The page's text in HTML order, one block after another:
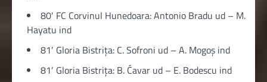
80′ FC Corvinul Hunedoara: Antonio Bradu ud – M.
Hayatu ind
81′ Gloria Bistriţa: C. Sofroni ud – A. Mogoș ind
81′ Gloria Bistriţa: B. Ćavar ud – E. Bodescu ind